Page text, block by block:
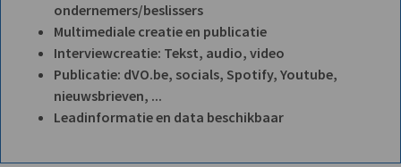
ondernemers/beslissers
Multimediale creatie en publicatie
Interviewcreatie: Tekst, audio, video
Publicatie: dVO.be, socials, Spotify, Youtube,
nieuwsbrieven, ...
Leadinformatie en data beschikbaar